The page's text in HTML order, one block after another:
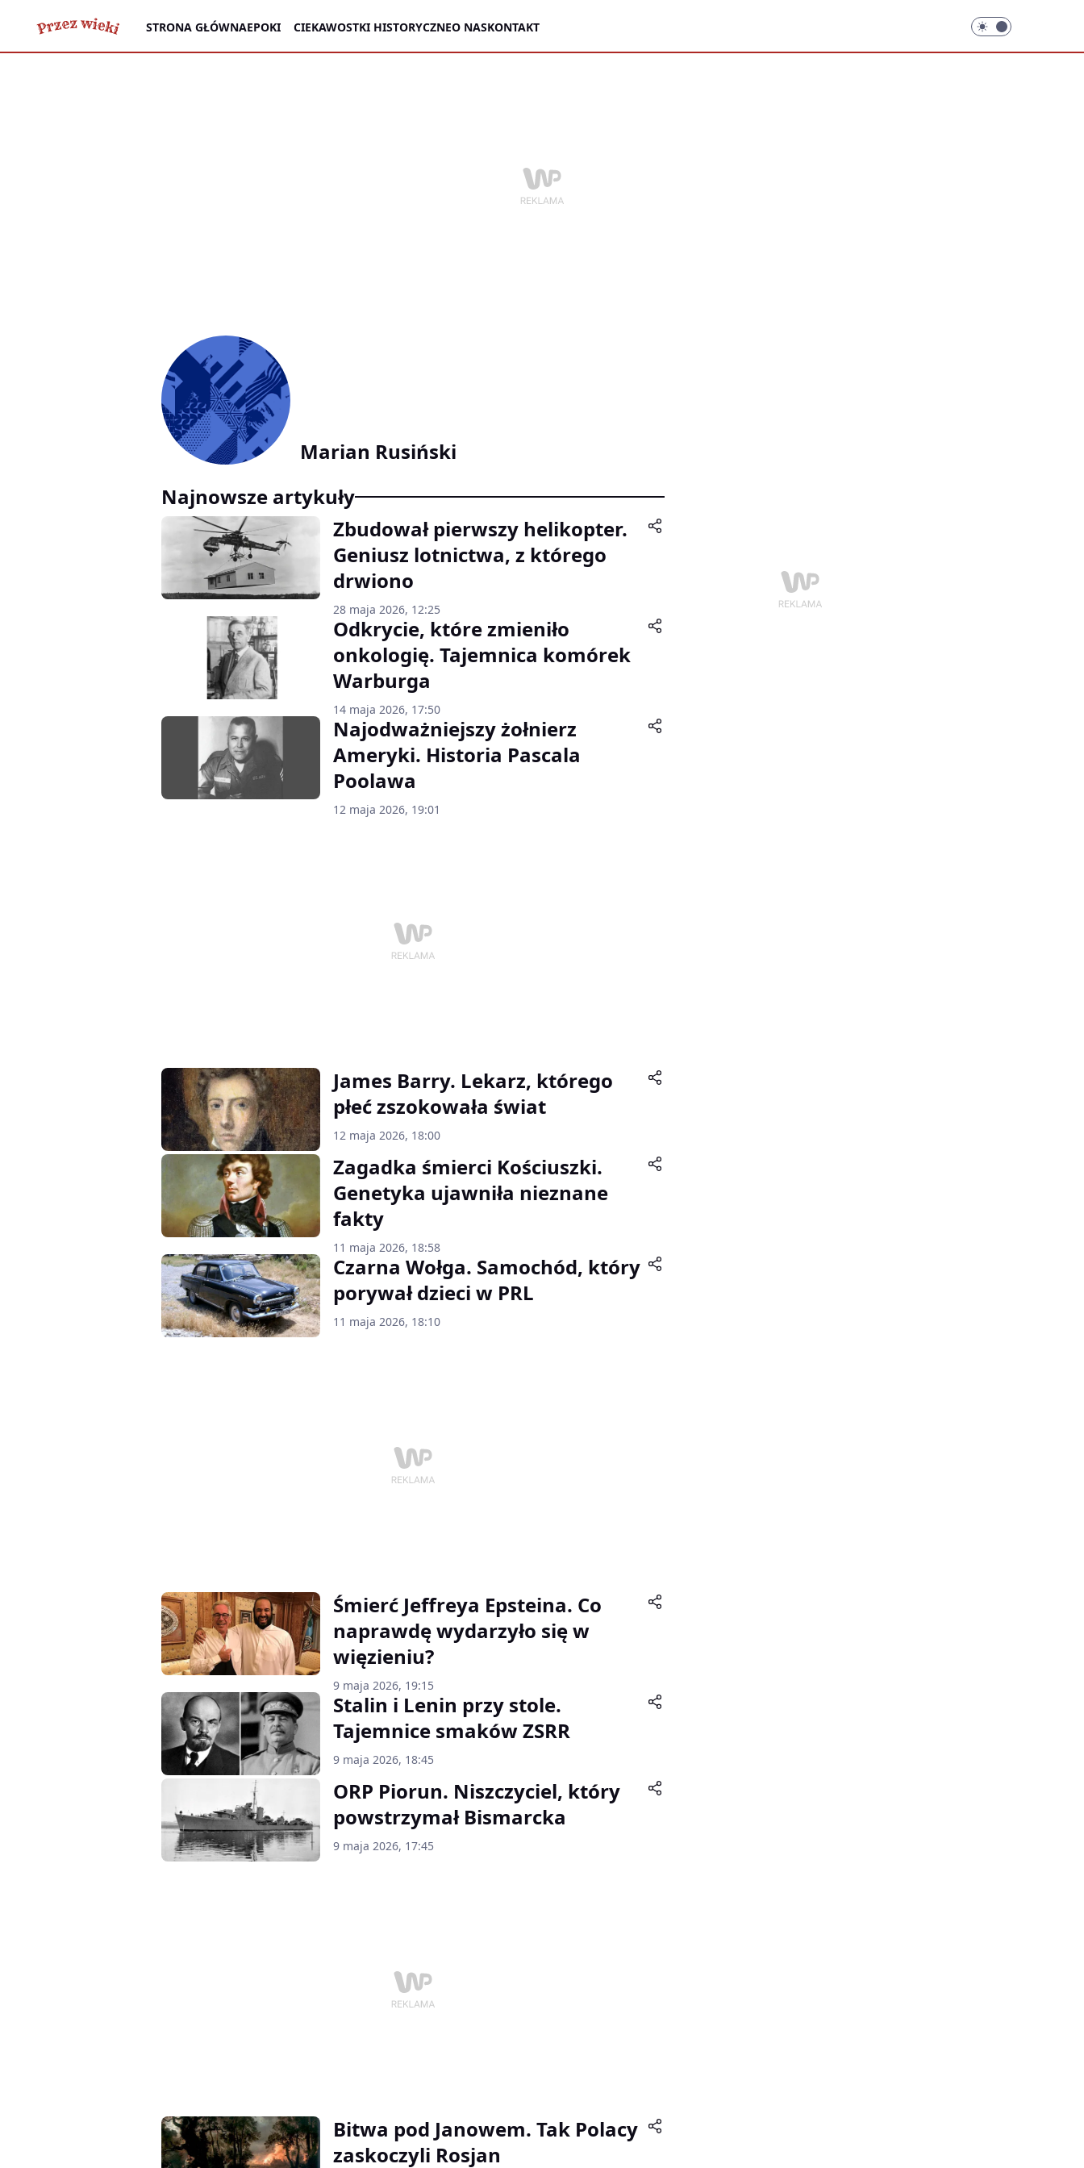
STRONA GŁÓWNAEPOKI CIEKAWOSTKI HISTORYCZNEO NASKONTAKT
Marian Rusiński
Najnowsze artykuły
Zbudował pierwszy helikopter.
Geniusz lotnictwa, z którego
drwiono
28 maja 2026, 12:25
Odkrycie, które zmieniło
onkologię. Tajemnica komórek
Warburga
14 maja 2026, 17:50
Najodważniejszy żołnierz
Ameryki. Historia Pascala
Poolawa
12 maja 2026, 19:01
James Barry. Lekarz, którego
płeć zszokowała świat
12 maja 2026, 18:00
Zagadka śmierci Kościuszki.
Genetyka ujawniła nieznane
fakty
11 maja 2026, 18:58
Czarna Wołga. Samochód, który
porywał dzieci w PRL
11 maja 2026, 18:10
Śmierć Jeffreya Epsteina. Co
naprawdę wydarzyło się w
więzieniu?
9 maja 2026, 19:15
Stalin i Lenin przy stole.
Tajemnice smaków ZSRR
9 maja 2026, 18:45
ORP Piorun. Niszczyciel, który
powstrzymał Bismarcka
9 maja 2026, 17:45
Bitwa pod Janowem. Tak Polacy
zaskoczyli Rosjan